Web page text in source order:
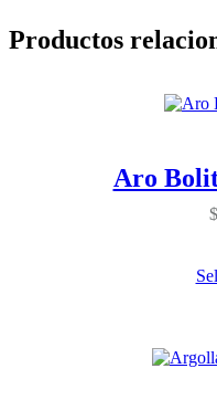
Productos
Aro
$